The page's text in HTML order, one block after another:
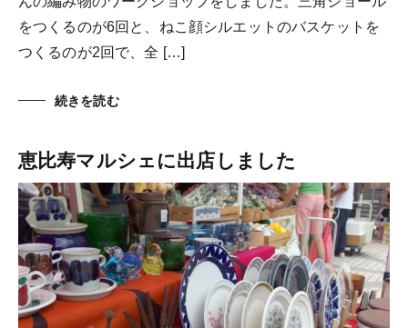
をつくるのが6回と、ねこ顔シルエットのバスケットを
つくるのが2回で、全 […]
続きを読む
恵比寿マルシェに出店しました